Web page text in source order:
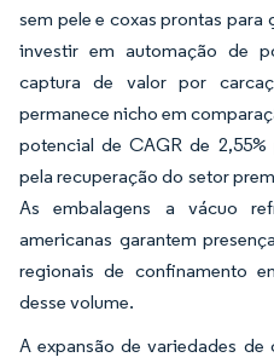
sem pele e coxas prontas para
investir em automação de
captura de valor por
permanece nicho em
potencial de CAGR de 2,55%
pela recuperação do setor
As embalagens a vácuo
americanas garantem
regionais de confinamento
desse volume.
A expansão de variedades